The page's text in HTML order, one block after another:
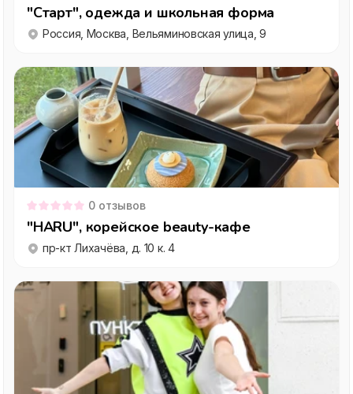
"Старт", одежда и школьная форма
Россия, Москва, Вельяминовская улица, 9
0 отзывов
"HARU", корейское beauty-кафе
пр-кт Лихачёва, д. 10 к. 4